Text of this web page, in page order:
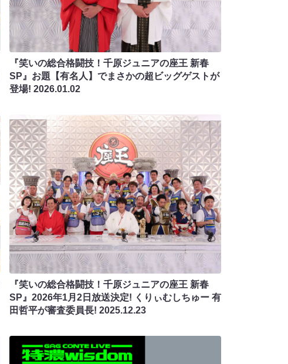
『笑いの総合格闘技！千原ジュニアの座王 新春
SP』お題【有名人】でまさかの超ビッグゲストが
登場! 2026.01.02
『笑いの総合格闘技！千原ジュニアの座王 新春
SP』2026年1月2日放送決定! くりぃむしちゅー 有
田哲平が審査委員長! 2025.12.23